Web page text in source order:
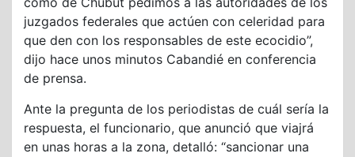
juzgados federales que actúen con celeridad para
que den con los responsables de este ecocidio”,
dijo hace unos minutos Cabandié en conferencia
de prensa.
Ante la pregunta de los periodistas de cuál sería la
respuesta, el funcionario, que anunció que viajrá
en unas horas a la zona, detalló: “sancionar una